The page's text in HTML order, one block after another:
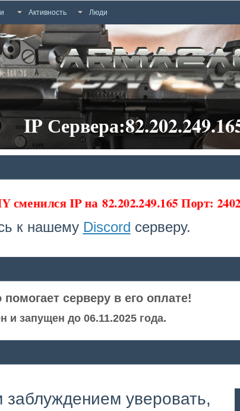
Активность Люди
IP
сменился IP на 82.202.249.165 Порт:
к нашему Discord серверу.
серверу в его оплате!
и запущен до 06.11.2025 года.
уверовать,